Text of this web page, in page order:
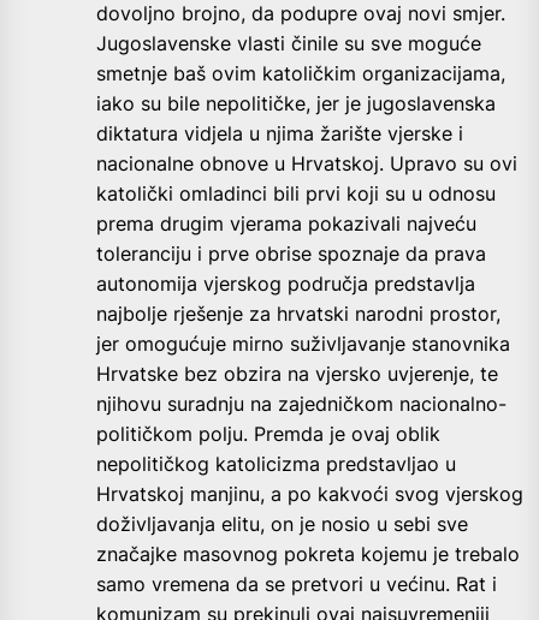
dovoljno brojno, da podupre ovaj novi smjer.
Jugoslavenske vlasti činile su sve moguće
smetnje baš ovim katoličkim organizacijama,
iako su bile nepolitičke, jer je jugoslavenska
diktatura vidjela u njima žarište vjerske i
nacionalne obnove u Hrvatskoj. Upravo su ovi
katolički omladinci bili prvi koji su u odnosu
prema drugim vjerama pokazivali najveću
toleranciju i prve obrise spoznaje da prava
autonomija vjerskog područja predstavlja
najbolje rješenje za hrvatski narodni prostor,
jer omogućuje mirno suživljavanje stanovnika
Hrvatske bez obzira na vjersko uvjerenje, te
njihovu suradnju na zajedničkom nacionalno-
političkom polju. Premda je ovaj oblik
nepolitičkog katolicizma predstavljao u
Hrvatskoj manjinu, a po kakvoći svog vjerskog
doživljavanja elitu, on je nosio u sebi sve
značajke masovnog pokreta kojemu je trebalo
samo vremena da se pretvori u većinu. Rat i
komunizam su prekinuli ovaj najsuvremeniji